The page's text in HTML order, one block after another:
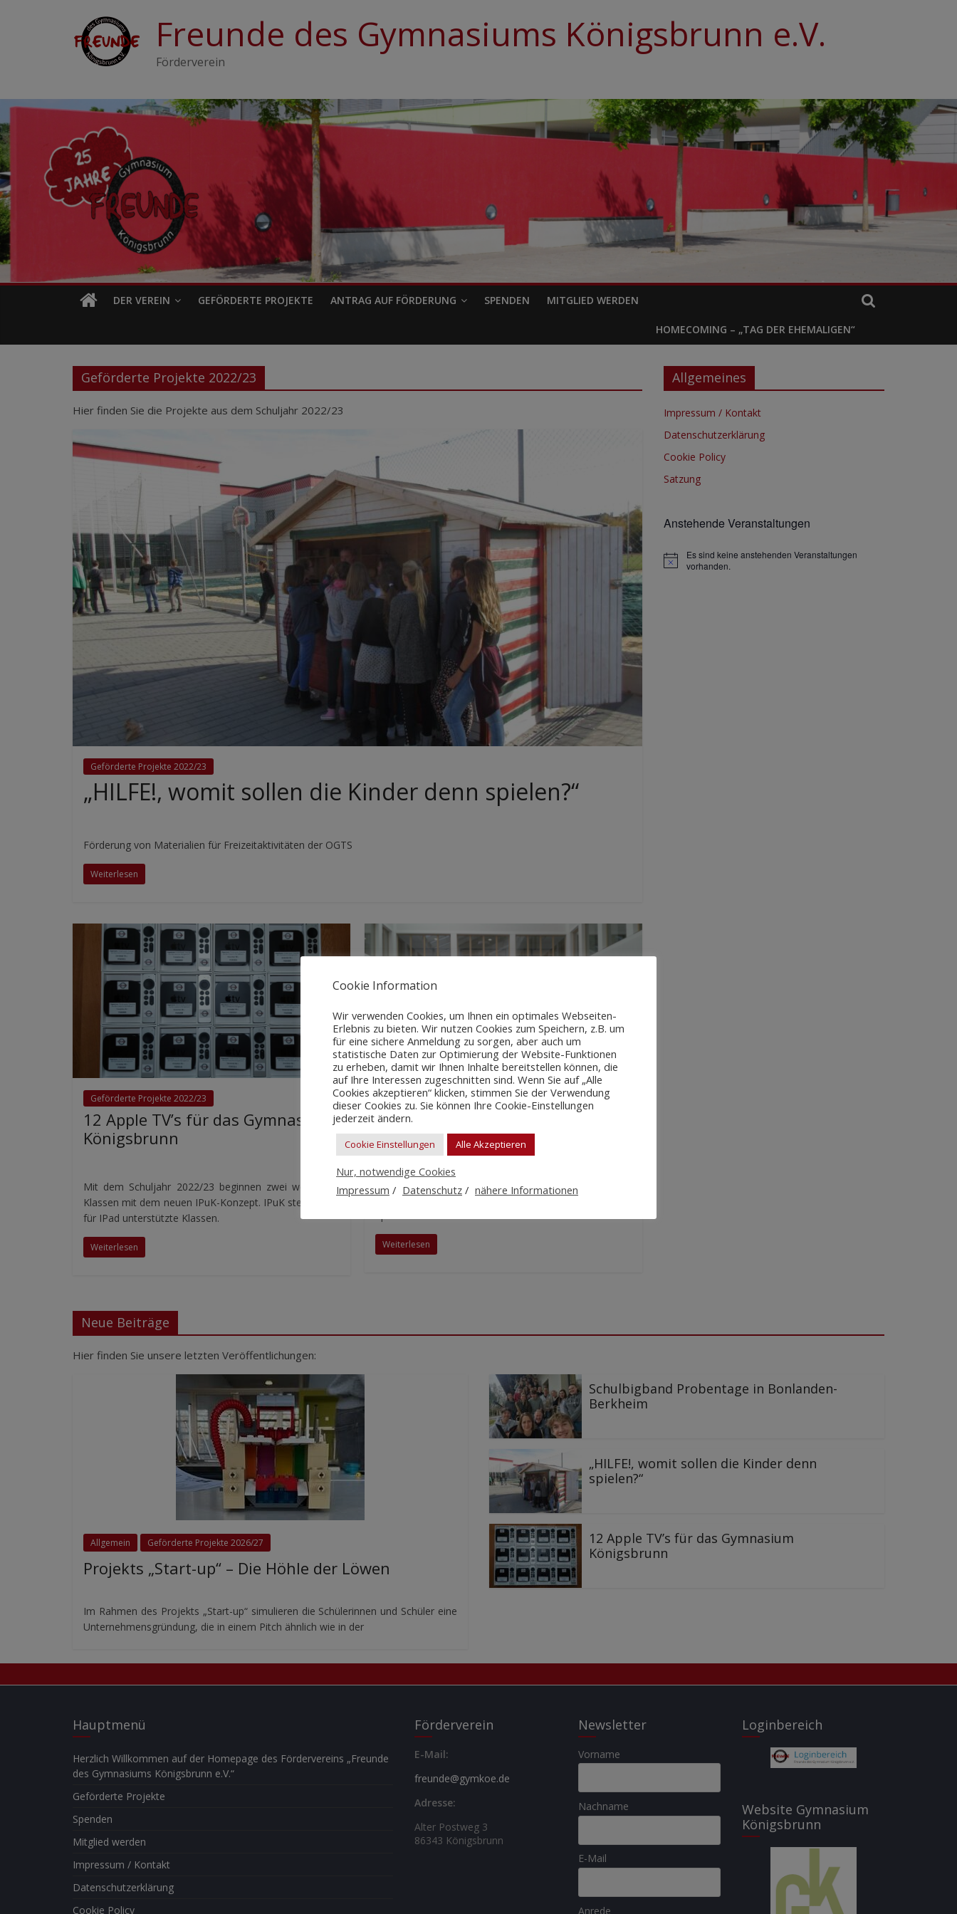
Freunde des Gymnasiums Königsbrunn e.V.
Förderverein
DER VEREIN GEFÖRDERTE PROJEKTE ANTRAG AUF FÖRDERUNG SPENDEN MITGLIED WERDEN
HOMECOMING – „TAG DER EHEMALIGEN“
Geförderte Projekte 2022/23
Hier finden Sie die Projekte aus dem Schuljahr 2022/23
Geförderte Projekte 2022/23
„HILFE!, womit sollen die Kinder denn spielen?“
Förderung von Materialien für Freizeitaktivitäten der OGTS
Weiterlesen
Geförderte Projekte 2022/23
12 Apple TV’s für das Gymnasium
Königsbrunn
Mit dem Schuljahr 2022/23 beginnen zwei weitere 8.
Klassen mit dem neuen IPuK-Konzept. IPuK steht dabei
für IPad unterstützte Klassen.
Weiterlesen
Geförderte Projekte 2022/23
Elterncafé am ersten Schultag
Am ersten Schultag haben Förderverein und
Elternbeirat für die Eltern unserer neuen
Fünftklässler*innen wieder das Elterncafé veranstaltet.
Weiterlesen
Allgemeines
Impressum / Kontakt
Datenschutzerklärung
Cookie Policy
Satzung
Anstehende Veranstaltungen
H
Es sind keine anstehenden Veranstaltungen
vorhanden.
Neue Beiträge
Hier finden Sie unsere letzten Veröffentlichungen:
Allgemein Geförderte Projekte 2026/27
Projekts „Start-up“ – Die Höhle der Löwen
Im Rahmen des Projekts „Start-up“ simulieren die Schülerinnen und Schüler eine
Unternehmensgründung, die in einem Pitch ähnlich wie in der
Schulbigband Probentage in Bonlanden-
Berkheim
„HILFE!, womit sollen die Kinder denn
spielen?“
12 Apple TV’s für das Gymnasium
Königsbrunn
Hauptmenü
Herzlich Willkommen auf der Homepage des Fördervereins „Freunde
des Gymnasiums Königsbrunn e.V.“
Geförderte Projekte
Spenden
Mitglied werden
Impressum / Kontakt
Datenschutzerklärung
Cookie Policy
Förderverein
E-Mail:
freunde@gymkoe.de
Adresse:
Alter Postweg 3
86343 Königsbrunn
Newsletter
Vorname
Nachname
E-Mail
Anrede
Loginbereich
Website Gymnasium
Königsbrunn
Cookie Information
Wir verwenden Cookies, um Ihnen ein optimales Webseiten-
Erlebnis zu bieten. Wir nutzen Cookies zum Speichern, z.B. um
für eine sichere Anmeldung zu sorgen, aber auch um
statistische Daten zur Optimierung der Website-Funktionen
zu erheben, damit wir Ihnen Inhalte bereitstellen können, die
auf Ihre Interessen zugeschnitten sind. Wenn Sie auf „Alle
Cookies akzeptieren“ klicken, stimmen Sie der Verwendung
dieser Cookies zu. Sie können Ihre Cookie-Einstellungen
jederzeit ändern.
Cookie Einstellungen Alle Akzeptieren
Nur, notwendige Cookies
Impressum / Datenschutz / nähere Informationen